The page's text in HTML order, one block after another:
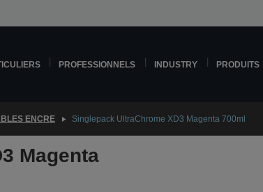
PROFESSIONNELS INDUSTRY PRODUITS
ENCRE Singlepack UltraChrome XD3 Magenta 700ml
Magenta